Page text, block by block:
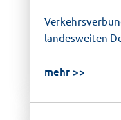
landesweiten
mehr